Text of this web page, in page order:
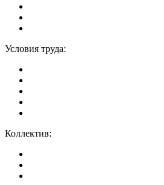
Условия труда:
Коллектив: